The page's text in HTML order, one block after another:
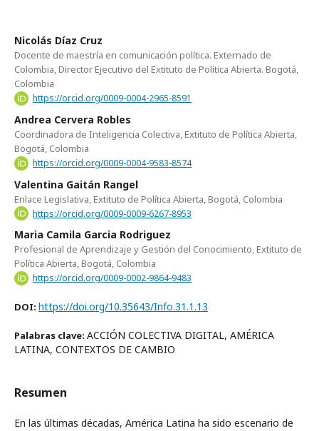
Nicolás Díaz Cruz
Docente de maestría en comunicación política. Externado de
Colombia, Director Ejecutivo del Extituto de Política Abierta. Bogotá,
Colombia
https://orcid.org/0009-0004-2965-8591
Andrea Cervera Robles
Coordinadora de Inteligencia Colectiva, Extituto de Política Abierta,
Bogotá, Colombia
https://orcid.org/0009-0004-9583-8574
Valentina Gaitán Rangel
Enlace Legislativa, Extituto de Política Abierta, Bogotá, Colombia
https://orcid.org/0009-0009-6267-8953
Maria Camila Garcia Rodriguez
Profesional de Aprendizaje y Gestión del Conocimiento, Extituto de
Política Abierta, Bogotá, Colombia
https://orcid.org/0009-0002-9864-9483
DOI: https://doi.org/10.35643/Info.31.1.13
Palabras clave: ACCIÓN COLECTIVA DIGITAL, AMÉRICA
LATINA, CONTEXTOS DE CAMBIO
Resumen
En las últimas décadas, América Latina ha sido escenario de